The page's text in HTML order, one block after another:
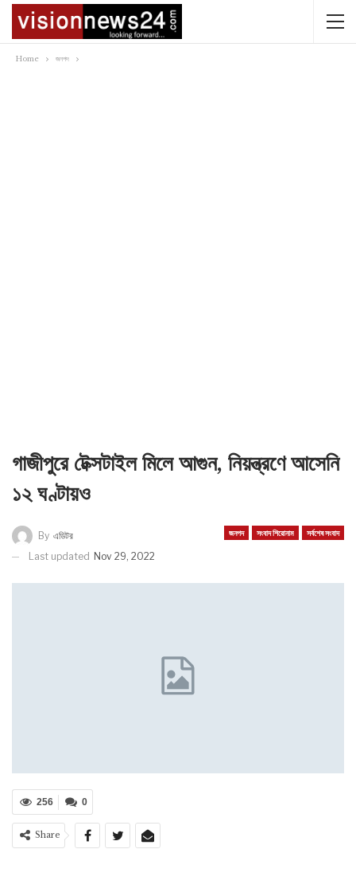
Home জনপদ
গাজীপুরে টেক্সটাইল মিলে আগুন, নিয়ন্ত্রণে আসেনি
১২ ঘণ্টায়ও
জনপদ সংবাদ শিরোনাম সর্বশেষ সংবাদ
By এডিটর
Last updated Nov 29, 2022
0
256
Share